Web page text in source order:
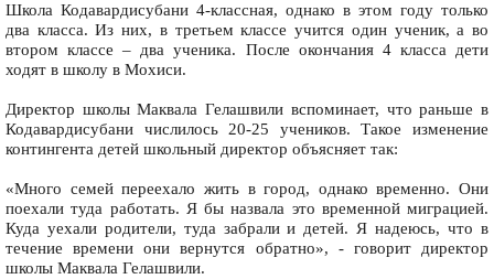
Школа Кодавардисубани 4-классная, однако в этом году только
два класса. Из них, в третьем классе учится один ученик, а во
втором классе – два ученика. После окончания 4 класса дети
ходят в школу в Мохиси.
Директор школы Маквала Гелашвили вспоминает, что раньше в
Кодавардисубани числилось 20-25 учеников. Такое изменение
контингента детей школьный директор объясняет так:
«Много семей переехало жить в город, однако временно. Они
поехали туда работать. Я бы назвала это временной миграцией.
Куда уехали родители, туда забрали и детей. Я надеюсь, что в
течение времени они вернутся обратно», - говорит директор
школы Маквала Гелашвили.